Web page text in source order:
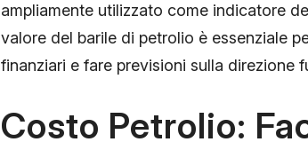
ampliamente utilizzato come indicatore
valore del barile di petrolio è essenziale
finanziari e fare previsioni sulla direzione
Costo Petrolio: